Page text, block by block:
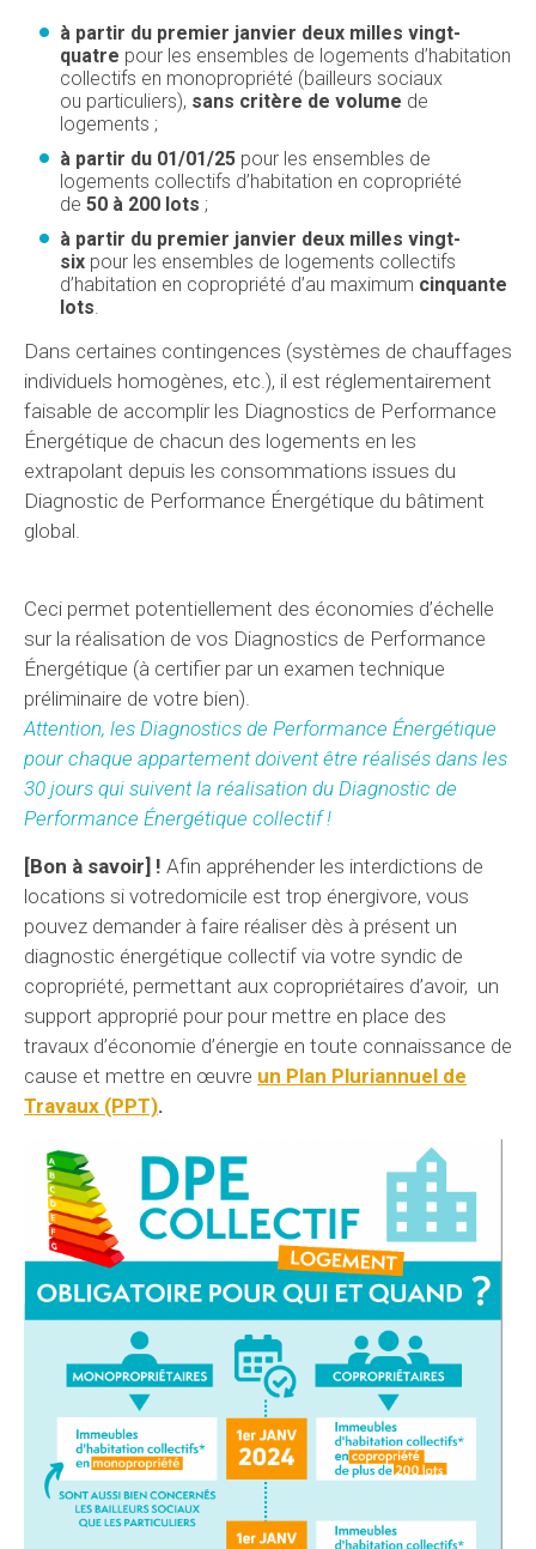
à partir du premier janvier deux milles vingt-
quatre pour les ensembles de logements d’habitation
collectifs en monopropriété (bailleurs sociaux
ou particuliers), sans critère de volume de
logements ;
à partir du 01/01/25 pour les ensembles de
logements collectifs d’habitation en copropriété
de 50 à 200 lots ;
à partir du premier janvier deux milles vingt-
six pour les ensembles de logements collectifs
d’habitation en copropriété d’au maximum cinquante
lots.
Dans certaines contingences (systèmes de chauffages
individuels homogènes, etc.), il est réglementairement
faisable de accomplir les Diagnostics de Performance
Énergétique de chacun des logements en les
extrapolant depuis les consommations issues du
Diagnostic de Performance Énergétique du bâtiment
global.
Ceci permet potentiellement des économies d’échelle
sur la réalisation de vos Diagnostics de Performance
Énergétique (à certifier par un examen technique
préliminaire de votre bien).
Attention, les Diagnostics de Performance Énergétique
pour chaque appartement doivent être réalisés dans les
30 jours qui suivent la réalisation du Diagnostic de
Performance Énergétique collectif !
[Bon à savoir] ! Afin appréhender les interdictions de
locations si votredomicile est trop énergivore, vous
pouvez demander à faire réaliser dès à présent un
diagnostic énergétique collectif via votre syndic de
copropriété, permettant aux copropriétaires d’avoir, un
support approprié pour pour mettre en place des
travaux d’économie d’énergie en toute connaissance de
cause et mettre en œuvre un Plan Pluriannuel de
Travaux (PPT).